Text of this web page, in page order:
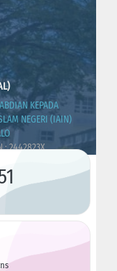
KEPADA
NEGERI (IAIN)
: 2442823X